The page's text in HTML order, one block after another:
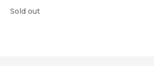
Sold out